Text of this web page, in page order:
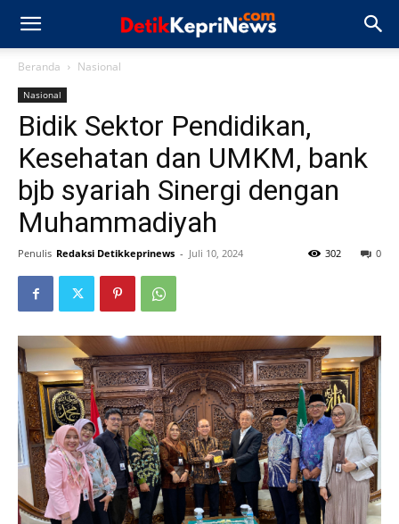
Beranda Nasional
Nasional
Bidik Sektor Pendidikan,
Kesehatan dan UMKM, bank
bjb syariah Sinergi dengan
Muhammadiyah
Penulis Redaksi Detikkeprinews - Juli 10, 2024 0
302